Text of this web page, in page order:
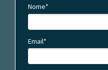
Nome*
Email*